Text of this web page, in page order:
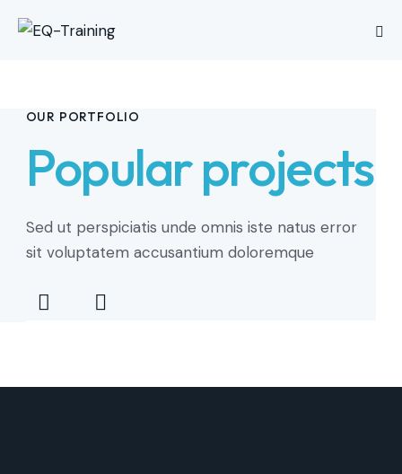
OUR PORTFOLIO
Popular projects
Sed ut perspiciatis unde omnis iste natus error
sit voluptatem accusantium doloremque